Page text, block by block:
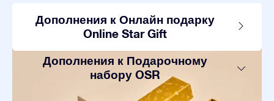
Дополнения к Онлайн подарку
Online Star Gift
Дополнения к Подарочному
набору OSR